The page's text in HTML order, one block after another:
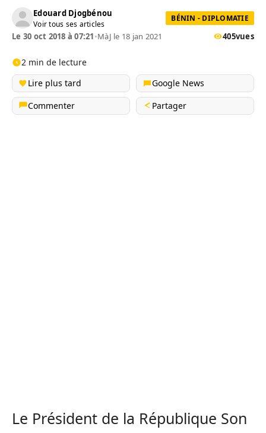
Edouard Djogbénou
Voir tous ses articles
BÉNIN - DIPLOMATIE
Le 30 oct 2018 à 07:21•MàJ le 18 jan 2021 405vues
2 min de lecture
Lire plus tard
Google News
Commenter
Partager
Le Président de la République Son